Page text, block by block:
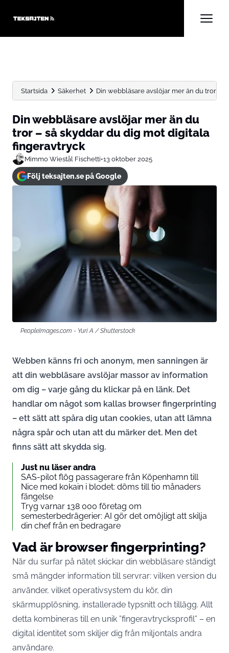
Startsida Säkerhet Din webbläsare avslöjar mer än du tror – så
Din webbläsare avslöjar mer än du
tror – så skyddar du dig mot digitala
fingeravtryck
Mimmo Wiestål Fischetti•13 oktober 2025
Följ teksajten.se på Google
PeopleImages.com - Yuri A / Shutterstock
Webben känns fri och anonym, men sanningen är
att din webbläsare avslöjar massor av information
om dig – varje gång du klickar på en länk. Det
handlar om något som kallas browser fingerprinting
– ett sätt att spåra dig utan cookies, utan att lämna
några spår och utan att du märker det. Men det
finns sätt att skydda sig.
Just nu läser andra
SAS-pilot flög passagerare från Köpenhamn till
Nice med kokain i blodet: döms till tio månaders
fängelse
Tryg varnar 138 000 företag om
semesterbedrägerier: AI gör det omöjligt att skilja
din chef från en bedragare
Vad är browser fingerprinting?
När du surfar på nätet skickar din webbläsare ständigt
små mängder information till servrar: vilken version du
använder, vilket operativsystem du kör, din
skärmupplösning, installerade typsnitt och tillägg. Allt
detta kombineras till en unik ”fingeravtrycksprofil” – en
digital identitet som skiljer dig från miljontals andra
användare.